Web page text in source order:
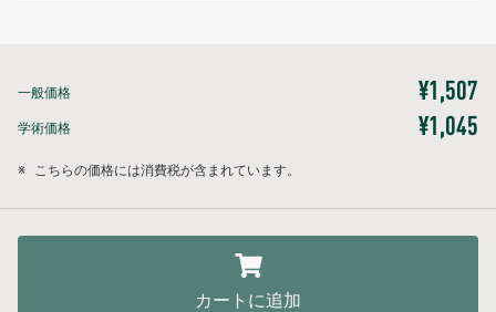
一般価格 ¥1,507
学術価格 ¥1,045
※ こちらの価格には消費税が含まれています。
カートに追加